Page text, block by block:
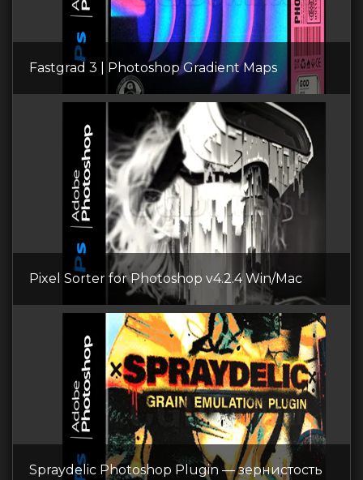
Fastgrad 3 | Photoshop Gradient Maps
Pixel Sorter for Photoshop v4.2.4 Win/Mac
Spraydelic Photoshop Plugin — зернистость